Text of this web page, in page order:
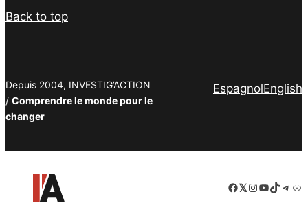
Back to top
Depuis 2004, INVESTIG’ACTION
/ Comprendre le monde pour le
changer
EspagnolEnglish
Facebook
LinkedIn
Instagram
YouTube
TikTok